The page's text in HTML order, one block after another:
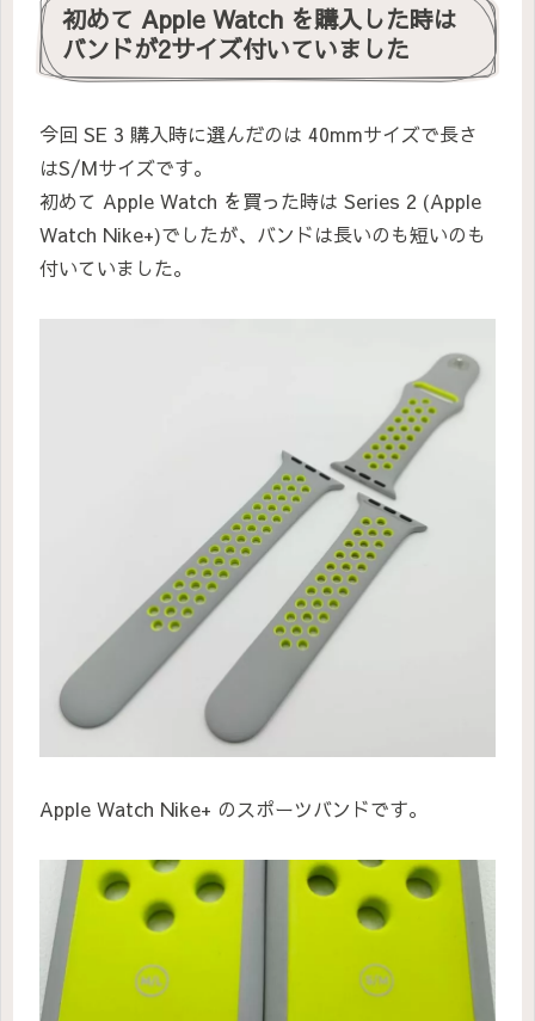
初めて Apple Watch を購入した時は
バンドが2サイズ付いていました
今回 SE 3 購入時に選んだのは 40mmサイズで長さ
はS/Mサイズです。
初めて Apple Watch を買った時は Series 2 (Apple
Watch Nike+)でしたが、バンドは長いのも短いのも
付いていました。
Apple Watch Nike+ のスポーツバンドです。